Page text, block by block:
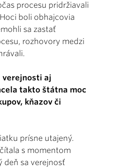
procesu pridržiavali
boli obhajcovia
sa zastať
rozhovory medzi
verejnosti aj
takto štátna moc
kňazov či
prísne utajený.
s momentom
deň sa verejnosť